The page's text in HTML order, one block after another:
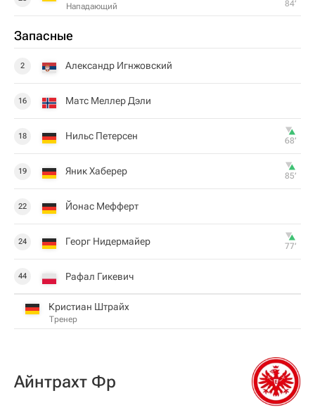
Нападающий 84‎’‎
Запасные
2 Александр Игнжовский
16 Матс Меллер Дэли
18 Нильс Петерсен 68‎’‎
19 Яник Хаберер 85‎’‎
22 Йонас Мефферт
24 Георг Нидермайер 77‎’‎
44 Рафал Гикевич
Кристиан Штрайх
Тренер
Айнтрахт Фр